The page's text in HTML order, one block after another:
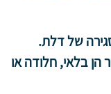
של דלת.
הן בלאי, חלודה או